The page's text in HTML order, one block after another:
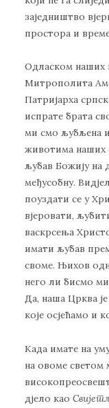
заједништво
простора и
Одласком наших
Митрополита
Патријарха
испрате брата
ми смо љубљена и
животима наших
љубав Божију на
међусобну.
поуздати се у
вјеровати,
васкрсења
имати љубав
своме. Њихов
него ли бисмо
Да, наша Црква
које осјећамо и
Када имате на
на овоме светом
дјело као